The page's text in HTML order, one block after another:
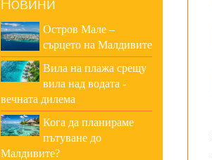
Остров Мале –
сърцето на Малдивите
Вила на плажа срещу
вила над водата -
вечната дилема
Кога да планираме
пътуване до
Малдивите?